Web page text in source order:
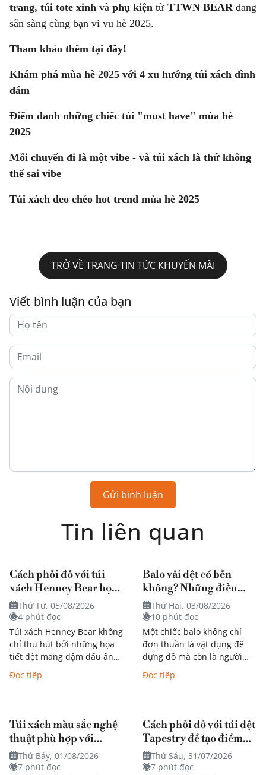
trang, túi tote xinh và phụ kiện từ TTWN BEAR đang
sẵn sàng cùng bạn vi vu hè 2025.
Tham khảo thêm tại đây!
Khám phá mùa hè 2025 với 4 xu hướng túi xách đình
đám
Điểm danh những chiếc túi "must have" mùa hè
2025
Mỗi chuyến đi là một vibe - và túi xách là thứ không
thể sai vibe
Túi xách đeo chéo hot trend mùa hè 2025
TRỞ VỀ TRANG TIN TỨC KHUYẾN MÃI
Viết bình luận của bạn
Gửi bình luận
Tin liên quan
Cách phối đồ với túi
xách Henney Bear họa
tiết mang đậm dấu ấn
nghệ thuật?
Thứ Tư, 05/08/2026
4 phút đọc
Túi xách Henney Bear không
chỉ thu hút bởi những họa
tiết dệt mang đậm dấu ấn
nghệ thuật mà còn dễ dàng
kết hợp với...
Đọc tiếp
Balo vải dệt có bền
không? Những điều
bạn nên biết trước khi
quyết định mua
Thứ Hai, 03/08/2026
10 phút đọc
Một chiếc balo không chỉ
đơn thuần là vật dụng để
đựng đồ mà còn là người
bạn đồng hành trong từng
chặng đường học tập,...
Đọc tiếp
Túi xách màu sắc nghệ
thuật phù hợp với
phong cách nào?
Thứ Bảy, 01/08/2026
7 phút đọc
Cách phối đồ với túi dệt
Tapestry để tạo điểm
nhấn nổi bật
Thứ Sáu, 31/07/2026
7 phút đọc